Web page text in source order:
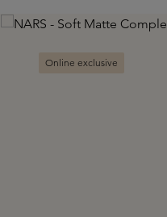
Skip image gallery
Online exclusive